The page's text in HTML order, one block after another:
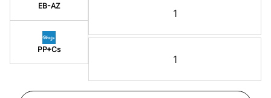
EB-AZ
PP+Cs
1
1